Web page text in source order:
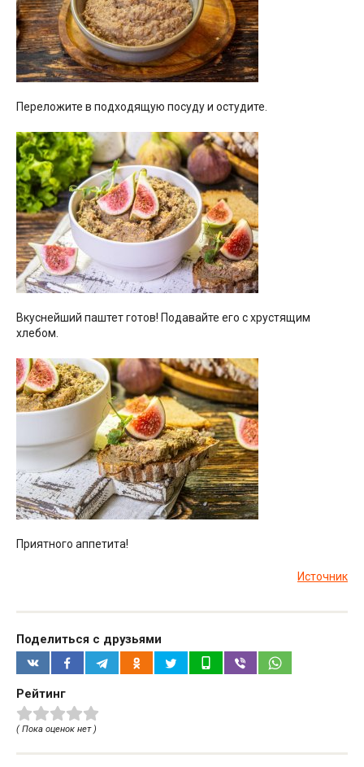
Переложите в подходящую посуду и остудите.
Вкуснейший паштет готов! Подавайте его с хрустящим
хлебом.
Приятного аппетита!
Источник
Поделиться с друзьями
Рейтинг
( Пока оценок нет )